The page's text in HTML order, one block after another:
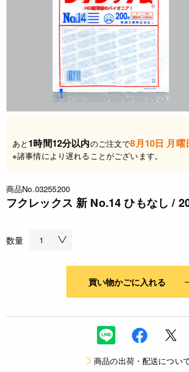
あと 1時間12分以内のご注文で8月10日 月曜
※諸事情により遅れることがございます。
商品No.03255200
フクレックス 新 No.14 ひもなし /
数量
買い物かごに入れる
商品の出荷・配送につい